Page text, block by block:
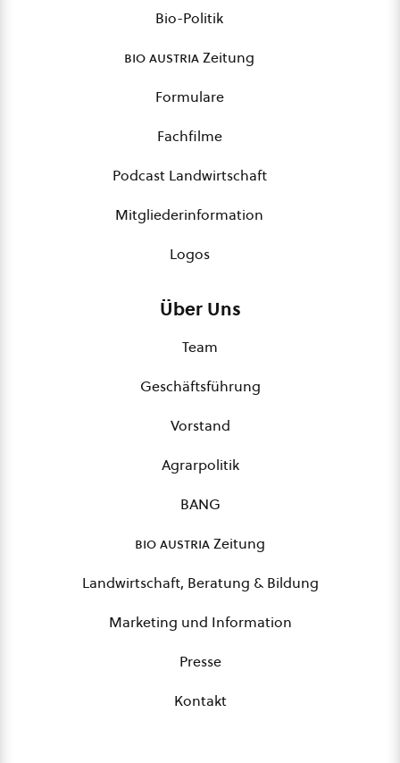
Bio-Politik
bio austriaZeitung
Formulare
Fachfilme
Podcast Landwirtschaft
Mitgliederinformation
Logos
Über Uns
Team
Geschäftsführung
Vorstand
Agrarpolitik
BANG
bio austriaZeitung
Landwirtschaft, Beratung & Bildung
Marketing und Information
Presse
Kontakt